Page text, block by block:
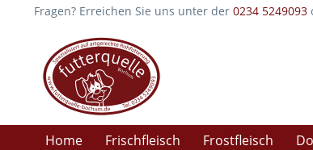
Fragen? Erreichen Sie uns unter der 0234 5249093
Home Frischfleisch Frostfleisch